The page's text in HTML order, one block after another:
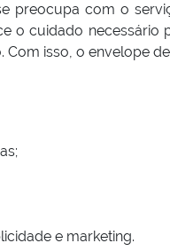
preocupa com o
o cuidado
Com isso, o envelope
e marketing.